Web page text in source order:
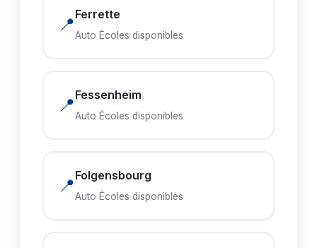
📍 Ferrette
Auto Écoles disponibles
📍 Fessenheim
Auto Écoles disponibles
📍 Folgensbourg
Auto Écoles disponibles